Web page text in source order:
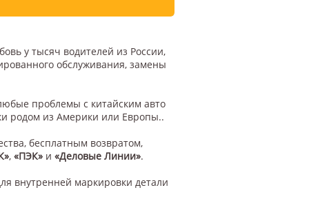
у тысяч водителей из России,
обслуживания, замены
проблемы с китайским авто
родом из Америки или Европы..
бесплатным возвратом,
, «ПЭК» и «Деловые Линии».
внутренней маркировки детали